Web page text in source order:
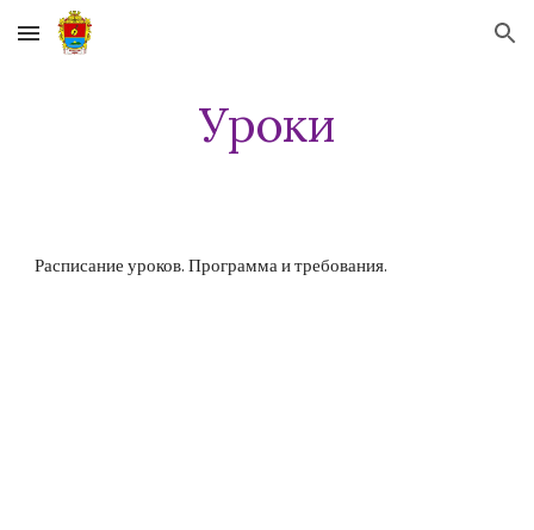
Skip to main content Skip to navigation
Уроки
Расписание уроков. Программа и требования.